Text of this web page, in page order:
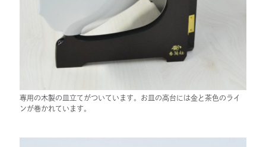
専用の木製の皿立てがついています。お皿の高台には金と茶色のライ
ンが巻かれています。